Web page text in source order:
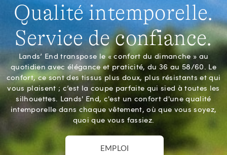
Qualité intemporelle.
Service de confiance.
Lands’ End transpose le « confort du dimanche » au
quotidien avec élégance et praticité, du 36 au 58/60. Le
confort, ce sont des tissus plus doux, plus résistants et qui
vous plaisent ; c’est la coupe parfaite qui sied à toutes les
silhouettes. Lands' End, c'est un confort d'une qualité
intemporelle dans chaque vêtement, où que vous soyez,
quoi que vous fassiez.
EMPLOI